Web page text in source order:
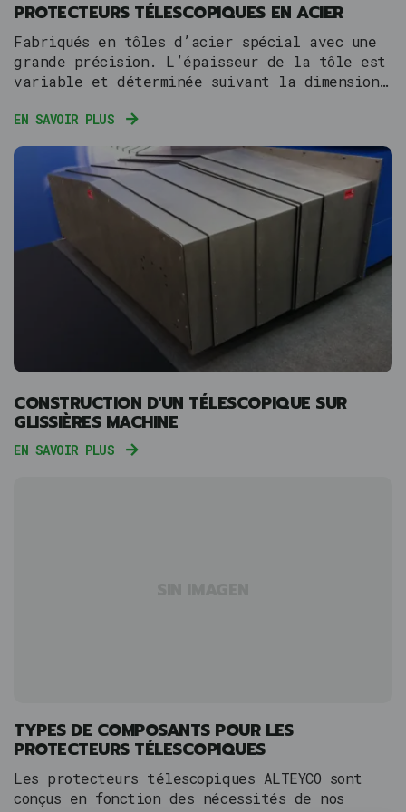
PROTECTEURS TÉLESCOPIQUES EN ACIER
Fabriqués en tôles d’acier spécial avec une
grande précision. L’épaisseur de la tôle est
variable et déterminée suivant la dimension
EN SAVOIR PLUS
CONSTRUCTION D'UN TÉLESCOPIQUE SUR
GLISSIÈRES MACHINE
EN SAVOIR PLUS
TYPES DE COMPOSANTS POUR LES
PROTECTEURS TÉLESCOPIQUES
Les protecteurs télescopiques ALTEYCO sont
conçus en fonction des nécessités de nos